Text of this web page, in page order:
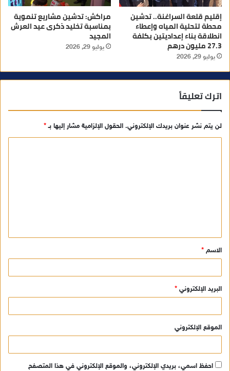
إقليم قلعة السراغنة.. تدشين
محطة لتحلية المياه وإعطاء
انطلاقة بناء إعداديتين بكلفة
27.3 مليون درهم
يوليو 29, 2026
مراكش: تدشين مشاريع تنموية
بمناسبة تخليد ذكرى عيد العرش
المجيد
يوليو 29, 2026
اترك تعليقاً
لن يتم نشر عنوان بريدك الإلكتروني. الحقول الإلزامية مشار إليها بـ*
ق
*
الاسم *
البريد الإلكتروني *
الموقع الإلكتروني
احفظ اسمي، بريدي الإلكتروني، والموقع الإلكتروني في هذا المتصفح